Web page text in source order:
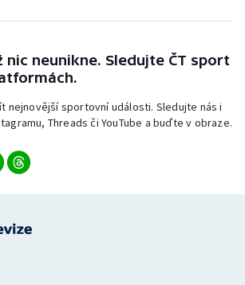
nic neunikne. Sledujte ČT sport
nejnovější sportovní události. Sledujte nás i
Threads či YouTube a buďte v obraze.